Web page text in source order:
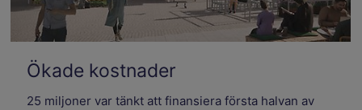
Ökade kostnader
25 miljoner var tänkt att finansiera första halvan av